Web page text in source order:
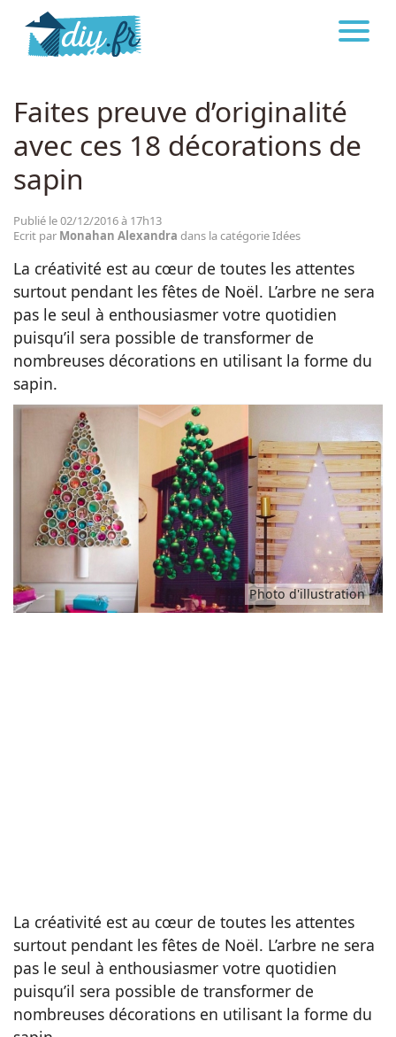
Décoration
Cuisine
Santé
Idées
DIY.FR IDÉES
Faites preuve d’originalité
avec ces 18 décorations de
sapin
Publié le 02/12/2016 à 17h13
Ecrit par Monahan Alexandra dans la catégorie Idées
La créativité est au cœur de toutes les attentes
surtout pendant les fêtes de Noël. L’arbre ne sera
pas le seul à enthousiasmer votre quotidien
puisqu’il sera possible de transformer de
nombreuses décorations en utilisant la forme du
sapin.
Photo d'illustration
La créativité est au cœur de toutes les attentes
surtout pendant les fêtes de Noël. L’arbre ne sera
pas le seul à enthousiasmer votre quotidien
puisqu’il sera possible de transformer de
nombreuses décorations en utilisant la forme du